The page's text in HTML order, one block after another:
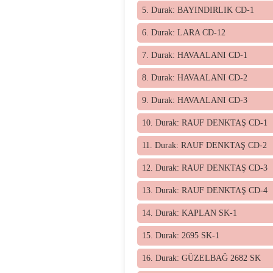
5. Durak: BAYINDIRLIK CD-1
6. Durak: LARA CD-12
7. Durak: HAVAALANI CD-1
8. Durak: HAVAALANI CD-2
9. Durak: HAVAALANI CD-3
10. Durak: RAUF DENKTAŞ CD-1
11. Durak: RAUF DENKTAŞ CD-2
12. Durak: RAUF DENKTAŞ CD-3
13. Durak: RAUF DENKTAŞ CD-4
14. Durak: KAPLAN SK-1
15. Durak: 2695 SK-1
16. Durak: GÜZELBAĞ 2682 SK